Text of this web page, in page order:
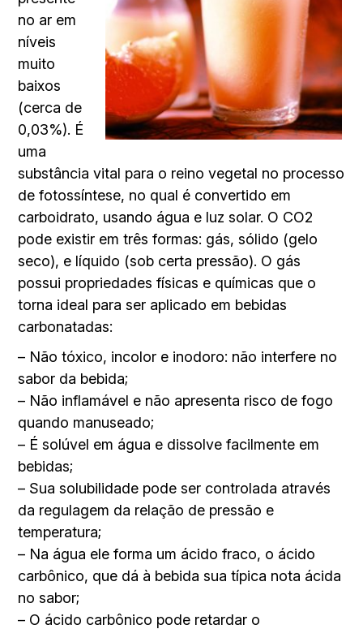
no ar em
níveis
muito
baixos
(cerca de
0,03%). É
uma
substância vital para o reino vegetal no processo
de fotossíntese, no qual é convertido em
carboidrato, usando água e luz solar. O CO2
pode existir em três formas: gás, sólido (gelo
seco), e líquido (sob certa pressão). O gás
possui propriedades físicas e químicas que o
torna ideal para ser aplicado em bebidas
carbonatadas:
– Não tóxico, incolor e inodoro: não interfere no
sabor da bebida;
– Não inflamável e não apresenta risco de fogo
quando manuseado;
– É solúvel em água e dissolve facilmente em
bebidas;
– Sua solubilidade pode ser controlada através
da regulagem da relação de pressão e
temperatura;
– Na água ele forma um ácido fraco, o ácido
carbônico, que dá à bebida sua típica nota ácida
no sabor;
– O ácido carbônico pode retardar o